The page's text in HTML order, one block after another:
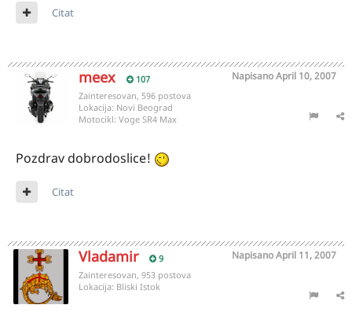
Citat
meex 107 NapisanoApril 10, 2007
Zainteresovan, 596 postova
Lokacija: Novi Beograd
Motocikl: Voge SR4 Max
Pozdrav dobrodoslice!
Citat
Vladamir 9 NapisanoApril 11, 2007
Zainteresovan, 953 postova
Lokacija: Bliski Istok